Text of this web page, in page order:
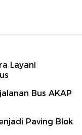
Layani
Bus AKAP
Paving Blok